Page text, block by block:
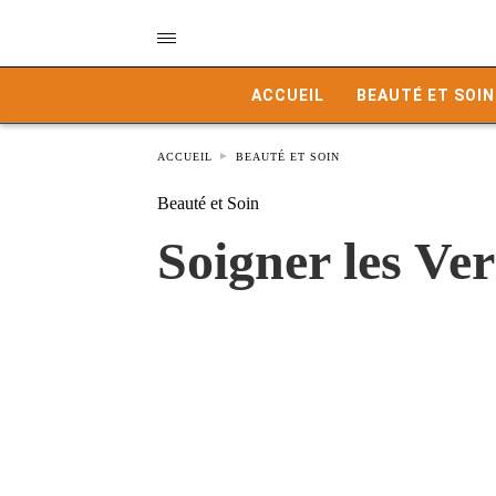
ACCUEIL BEAUTÉ ET SOIN
ACCUEIL BEAUTÉ ET SOIN
Beauté et Soin
Soigner les